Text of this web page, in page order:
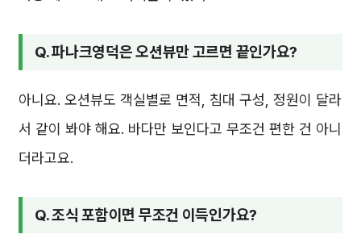
Q. 파나크영덕은 오션뷰만 고르면 끝인가요?
아니요. 오션뷰도 객실별로 면적, 침대 구성, 정원이 달라
서 같이 봐야 해요. 바다만 보인다고 무조건 편한 건 아니
더라고요.
Q. 조식 포함이면 무조건 이득인가요?